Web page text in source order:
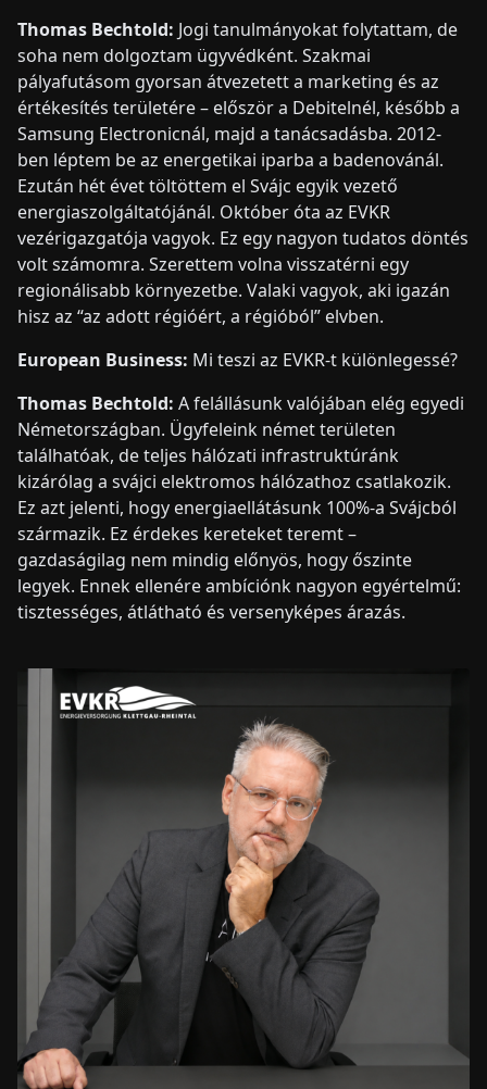
Thomas Bechtold: Jogi tanulmányokat folytattam, de
soha nem dolgoztam ügyvédként. Szakmai
pályafutásom gyorsan átvezetett a marketing és az
értékesítés területére – először a Debitelnél, később a
Samsung Electronicnál, majd a tanácsadásba. 2012-
ben léptem be az energetikai iparba a badenovánál.
Ezután hét évet töltöttem el Svájc egyik vezető
energiaszolgáltatójánál. Október óta az EVKR
vezérigazgatója vagyok. Ez egy nagyon tudatos döntés
volt számomra. Szerettem volna visszatérni egy
regionálisabb környezetbe. Valaki vagyok, aki igazán
hisz az “az adott régióért, a régióból” elvben.
European Business: Mi teszi az EVKR-t különlegessé?
Thomas Bechtold: A felállásunk valójában elég egyedi
Németországban. Ügyfeleink német területen
találhatóak, de teljes hálózati infrastruktúránk
kizárólag a svájci elektromos hálózathoz csatlakozik.
Ez azt jelenti, hogy energiaellátásunk 100%-a Svájcból
származik. Ez érdekes kereteket teremt –
gazdaságilag nem mindig előnyös, hogy őszinte
legyek. Ennek ellenére ambíciónk nagyon egyértelmű:
tisztességes, átlátható és versenyképes árazás.